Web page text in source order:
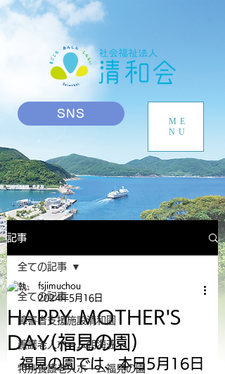
SNS
ME
NU
記事
全ての記事
障害者支援施設清和園
養護老人ホーム朝海荘
特別養護老人ホーム福見の園
全ての記事
HAPPY MOTHER'S
DAY(福見の園)
fsjimuchou
2024年5月16日
福見の園では、本日5月16日